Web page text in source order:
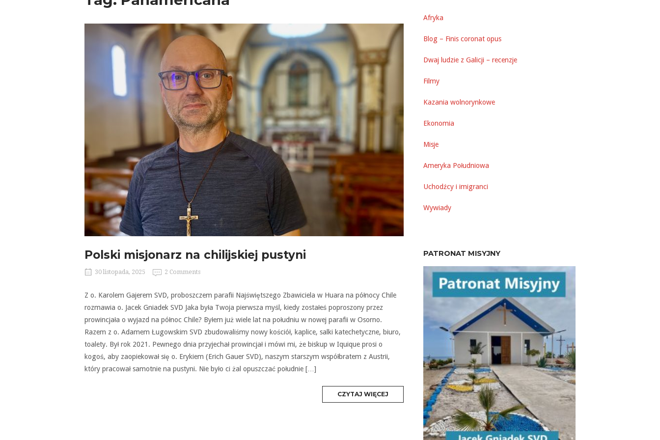
Polski misjonarz na chilijskiej pustyni
30 listopada, 2025 2 Comments
Z o. Karolem Gajerem SVD, proboszczem parafii Najświętszego Zbawiciela w Huara na północy Chile
rozmawia o. Jacek Gniadek SVD Jaka była Twoja pierwsza myśl, kiedy zostałeś poproszony przez
prowincjała o wyjazd na północ Chile? Byłem już wiele lat na południu w nowej parafii w Osorno.
Razem z o. Adamem Ługowskim SVD zbudowaliśmy nowy kościół, kaplice, salki katechetyczne, biuro,
toalety. Był rok 2021. Pewnego dnia przyjechał prowincjał i mówi mi, że biskup w Iquique prosi o
kogoś, aby zaopiekował się o. Erykiem (Erich Gauer SVD), naszym starszym współbratem z Austrii,
który pracował samotnie na pustyni. Nie było ci żal opuszczać południe […]
CZYTAJ WIĘCEJ
Afryka
Blog – Finis coronat opus
Dwaj ludzie z Galicji – recenzje
Filmy
Kazania wolnorynkowe
Ekonomia
Misje
Ameryka Południowa
Uchodźcy i imigranci
Wywiady
PATRONAT MISYJNY